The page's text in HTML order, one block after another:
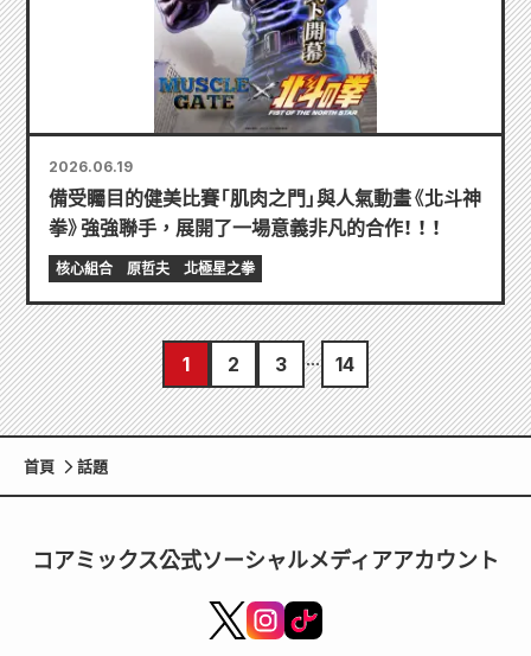
2026.06.19
備受矚目的健美比賽「肌肉之門」與人氣動畫《北斗神
拳》強強聯手，展開了一場意義非凡的合作！ ！ ！
核心組合 原哲夫 北極星之拳
1 2 3 14
首頁 話題
コアミックス公式ソーシャルメディアアカウント